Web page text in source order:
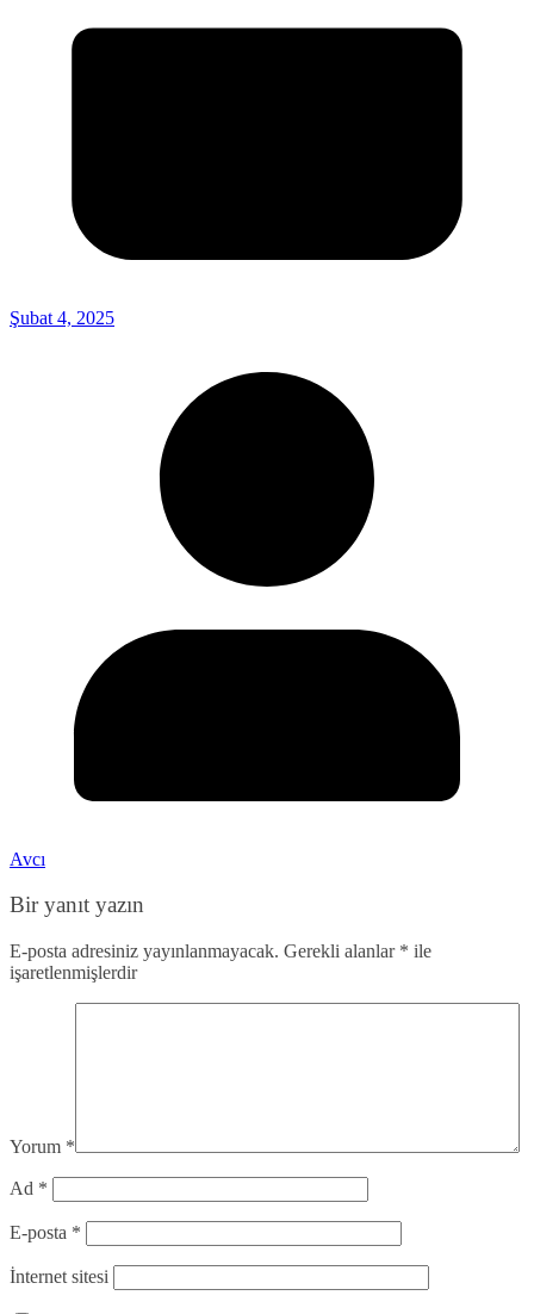
Şubat 4, 2025
Avcı
Bir yanıt yazın
E-posta adresiniz yayınlanmayacak. Gerekli alanlar * ile
işaretlenmişlerdir
Yorum *
Ad *
E-posta *
İnternet sitesi